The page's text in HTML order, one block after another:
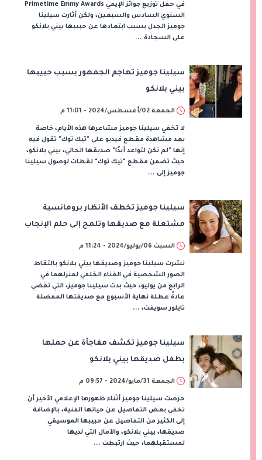
في حفل توزيع جوائز الإيمي Primetime Emmy Awards
السنوي السادس والسبعين، ولكن أثارت سيلينا
جوميز الجدل بسبب ابتعادها عن حبيبها بيني بلانكو
على السجادة ...
سيلينا جوميز تهاجم الجمهور بسبب حبيبها
بيني بلانكو
الجمعة 02/أغسطس/2024 - 11:01 م
لا تخفي سيلينا جوميز مشاعرها هذه الأيام، خاصة
بعد مشاهدة مقطع فيديو على "تيك توك" تقول فيه
إنها "لم تكن لتواعد أبدًا" صديقها الحالي، بيني بلانكو،
حيث تضمن مقطع "تيك توك" لقطات لوصول سيلينا
جوميز إلى ...
سيلينا جوميز تخطف الأنظار برومانسية
مشتعلة مع صديقها وتلمح إلى حلم الإنجاب
السبت 06/يوليو/2024 - 11:24 م
نشرت سيلينا جوميز وصديقها بيني بلانكو بالتقاط
الصور الشخصية في الفناء الخلفي لمنزلهما في
الرابع من يوليو، حيث بدت سيلينا جوميز، التي تقضي
عادةً عطلة نهاية الأسبوع مع صديقتها المفضلة
تايلور سويفت، ...
سيلينا جوميز تكشف مفاجأة عن حملها
بطفل صديقها بيني بلانكو
الجمعة 31/مايو/2024 - 09:57 م
حرصت سيلينا جوميز أثناء ظهورها الإعلامي الأخير أن
تخفي بعض التفاصيل عن حياتها الفنية، بالإضافة
إلى الكثير من التفاصيل عن حبيبها الموسيقي
صديقها، بيني بلانكو، والآمال التي لديها
لمستقبلهما، حيث ارتبطت ...